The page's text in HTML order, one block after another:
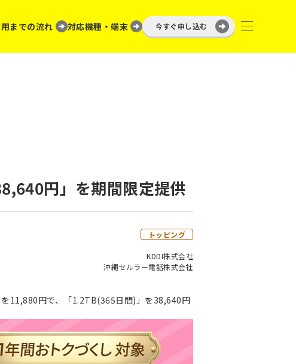
までの流れ 対応機種・端末 今すぐ申し込む
円」を期間限定提供
トッピング
KDDI株式会社
沖縄セルラー電話株式会社
11,880円で、「1.2TB(365日間)」を38,640円